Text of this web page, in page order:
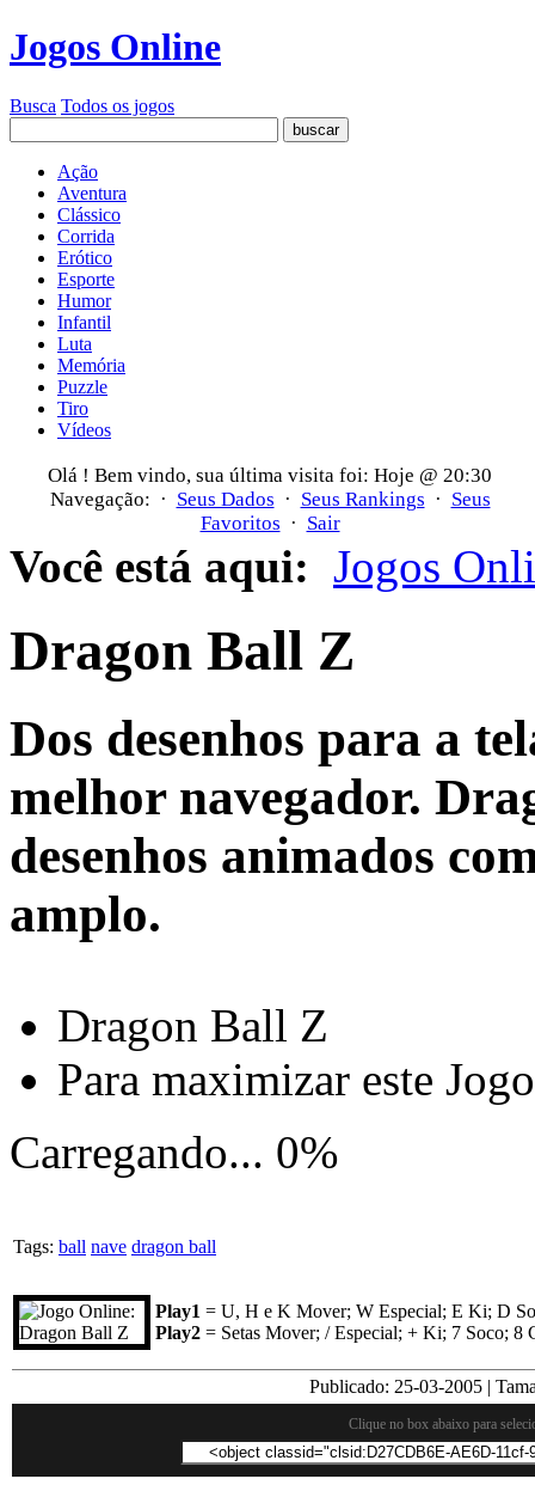
Jogos Online
Busca Todos os jogos
Ação
Aventura
Clássico
Corrida
Erótico
Esporte
Humor
Infantil
Luta
Memória
Puzzle
Tiro
Vídeos
Olá ! Bem vindo, sua última visita foi: Hoje @ 20:30
Navegação: · Seus Dados · Seus Rankings · Seus
Favoritos · Sair
Você está aqui: Jogos
Dragon Ball Z
Dos desenhos para a
melhor navegador.
desenhos animados
amplo.
Dragon Ball Z
Para maximizar este
Carregando... 0%
Tags: ball nave dragon ball
Play1 = U, H e K Mover; W Especial; E Ki; D
Play2 = Setas Mover; / Especial; + Ki; 7 Soco; 8
Publicado: 25-03-2005 |
Clique no box abaixo para